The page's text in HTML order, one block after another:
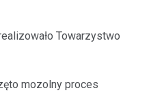
Towarzystwo
mozolny proces